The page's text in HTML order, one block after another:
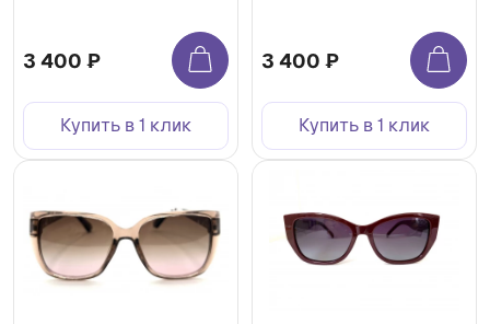
3 400 ₽
Купить в 1 клик
3 400 ₽
Купить в 1 клик